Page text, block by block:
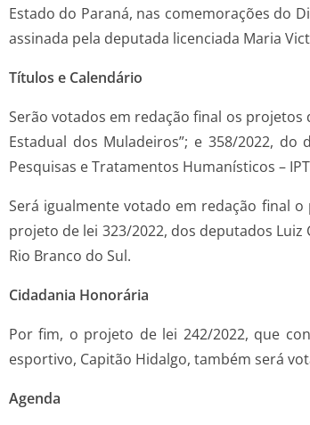
Estado do Paraná, nas comemorações do
assinada pela deputada licenciada Maria
Títulos e Calendário
Serão votados em redação final os projetos
Estadual dos Muladeiros”; e 358/2022,
Pesquisas e Tratamentos Humanísticos –
Será igualmente votado em redação final
projeto de lei 323/2022, dos deputados
Rio Branco do Sul.
Cidadania Honorária
Por fim, o projeto de lei 242/2022, que
esportivo, Capitão Hidalgo, também será
Agenda